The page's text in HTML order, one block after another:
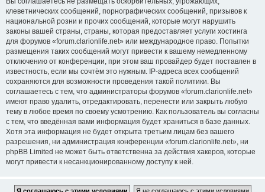
клеветнических сообщений, порнографических сообщений, призывов к
национальной розни и прочих сообщений, которые могут нарушить
законы вашей страны, страны, которая предоставляет услуги хостинга
для форумов «forum.clarionlife.net» или международное право. Попытки
размещения таких сообщений могут привести к вашему немедленному
отключению от конференции, при этом ваш провайдер будет поставлен в
известность, если мы сочтём это нужным. IP-адреса всех сообщений
сохраняются для возможности проведения такой политики. Вы
соглашаетесь с тем, что администраторы форумов «forum.clarionlife.net»
имеют право удалить, отредактировать, перенести или закрыть любую
тему в любое время по своему усмотрению. Как пользователь вы согласны
с тем, что введённая вами информация будет храниться в базе данных.
Хотя эта информация не будет открыта третьим лицам без вашего
разрешения, ни администрация конференции «forum.clarionlife.net», ни
phpBB Limited не может быть ответственна за действия хакеров, которые
могут привести к несанкционированному доступу к ней.